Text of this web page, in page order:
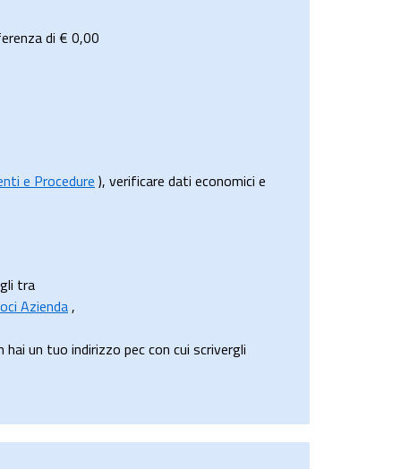
di € 0,00
e Procedure ), verificare dati economici e
tra
Azienda,
un tuo indirizzo pec con cui scrivergli